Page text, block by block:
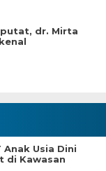
dr. Mirta
Anak Usia Dini
di Kawasan